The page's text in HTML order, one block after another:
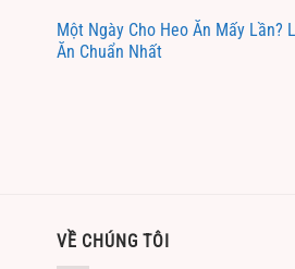
Một Ngày Cho Heo Ăn Mấy Lần?
Ăn Chuẩn Nhất
VỀ CHÚNG TÔI